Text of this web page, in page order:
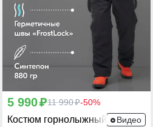
5 990p11 990p-50%
Костюм горнолыжный 390JВидео